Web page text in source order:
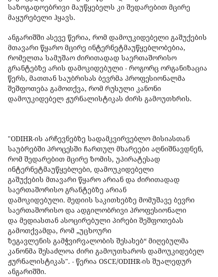
საზოგადოებრივი მაუწყებელს კი შედარებით მცირე
მაყურებელი ჰყავს.
ანგარიშში ასევე წერია, რომ დამოუკიდებელი გაშუქების
მთავარი წყარო მცირე ინტერნეტმაუწყებლობებია,
რომელთა სამუშაო ძირითადად საერთაშორისო
გრანტებზე არის დამოკიდებული - როგორც ორგანიზაცია
წერს, მათთან საუბრისას ბევრმა პროფესიონალმა
შეშფოთება გამოთქვა, რომ რუსული კანონი
დამოუკიდებელ ჟურნალისტიკას ძირს გამოუთხრის.
"ODIHR-ის არჩევნებზე სადამკვირვებლო მისიასთან
საუბრებში პროცესში ჩართულ მხარეები აღნიშნავდნენ,
რომ შედარებით მცირე ზომის, უპირატესად
ინტერნეტმაუწყებლები, დამოუკიდებელი
გაშუქების მთავარი წყარო არიან და ძირითადად
საერთაშორისო გრანტებზე არიან
დამოკიდებული. მედიის საკითხებზე მომუშავე ბევრი
საერთაშორისო და ადგილობრივი პროფესიონალი
და მედიასთან ასოცირებული პირები შეშფოთებას
გამოთქვამდა, რომ „უცხოური
ზეგავლენის გამჭვირვალობის შესახებ“ მიღებულმა
კანონმა შესაძლოა ძირი გამოუთხაროს დამოუკიდებელ
ჟურნალისტიკას". - წერია OSCE/ODIHR-ის შუალედურ
ანგარიშში.